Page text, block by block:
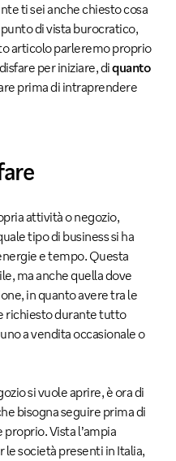
ti sei anche chiesto cosa
punto di vista burocratico,
articolo parleremo proprio
per iniziare, diquanto
prima di intraprendere
attività o negozio,
tipo di business si ha
e tempo. Questa
ma anche quella dove
in quanto avere tra le
richiesto durante tutto
a vendita occasionale o
si vuole aprire, è ora di
bisogna seguire prima di
Vista l’ampia
società presenti in Italia,